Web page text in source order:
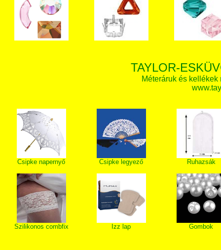
TAYLOR-
Méteráruk és
Csipke napernyő Csipke legyező Ruhazsák
Szilikonos combfix Izz lap Gombok